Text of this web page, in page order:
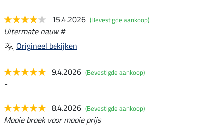
15.4.2026 (Bevestigde aankoop)
Uitermate nauw #
Origineel bekijken
9.4.2026 (Bevestigde aankoop)
-
8.4.2026 (Bevestigde aankoop)
Mooie broek voor mooie prijs